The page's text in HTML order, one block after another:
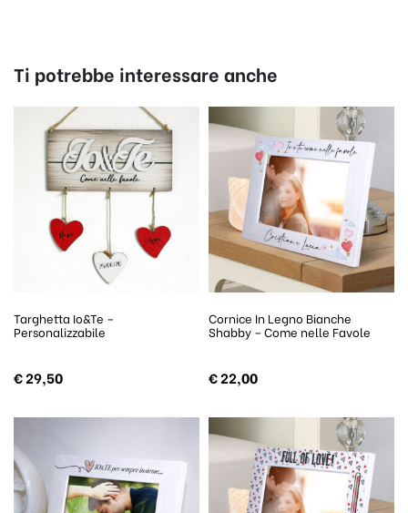
Ti potrebbe interessare anche
Targhetta Io&Te –
Personalizzabile
€29,50
Cornice In Legno Bianche
Shabby – Come nelle Favole
€22,00